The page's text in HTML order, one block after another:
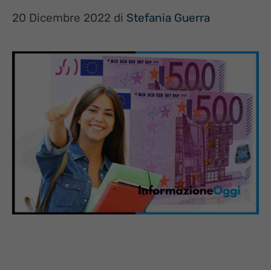
20 Dicembre 2022 di Stefania Guerra